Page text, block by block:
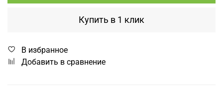
Купить в 1 клик
В избранное
Добавить в сравнение